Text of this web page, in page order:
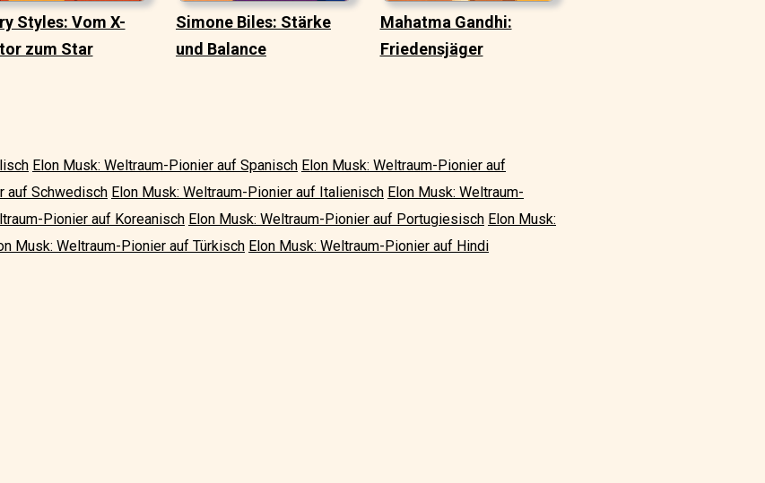
Styles: Vom X-
zum Star
Simone Biles: Stärke
und Balance
Mahatma Gandhi:
Friedensjäger
Elon Musk: Weltraum-Pionier auf Spanisch Elon Musk: Weltraum-Pionier auf
auf Schwedisch Elon Musk: Weltraum-Pionier auf Italienisch Elon Musk: Weltraum-
Pionier auf Koreanisch Elon Musk: Weltraum-Pionier auf Portugiesisch Elon Musk:
Musk: Weltraum-Pionier auf Türkisch Elon Musk: Weltraum-Pionier auf Hindi